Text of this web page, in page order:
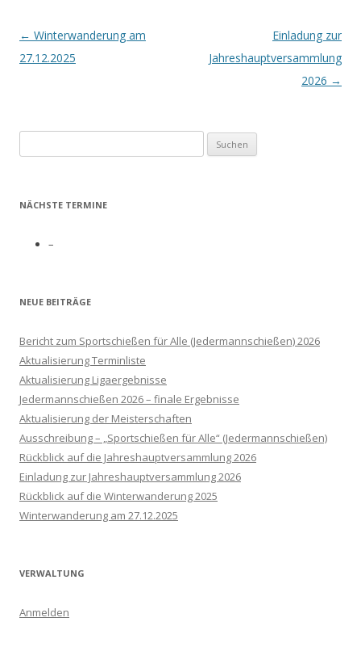
Beitrags-
Navigation
← Winterwanderung am
27.12.2025
Einladung zur
Jahreshauptversammlung
2026 →
nach:
NÄCHSTE TERMINE
–
NEUE BEITRÄGE
Bericht zum Sportschießen für Alle (Jedermannschießen) 2026
Aktualisierung Terminliste
Aktualisierung Ligaergebnisse
Jedermannschießen 2026 – finale Ergebnisse
Aktualisierung der Meisterschaften
Ausschreibung – „Sportschießen für Alle“ (Jedermannschießen)
Rückblick auf die Jahreshauptversammlung 2026
Einladung zur Jahreshauptversammlung 2026
Rückblick auf die Winterwanderung 2025
Winterwanderung am 27.12.2025
VERWALTUNG
Anmelden